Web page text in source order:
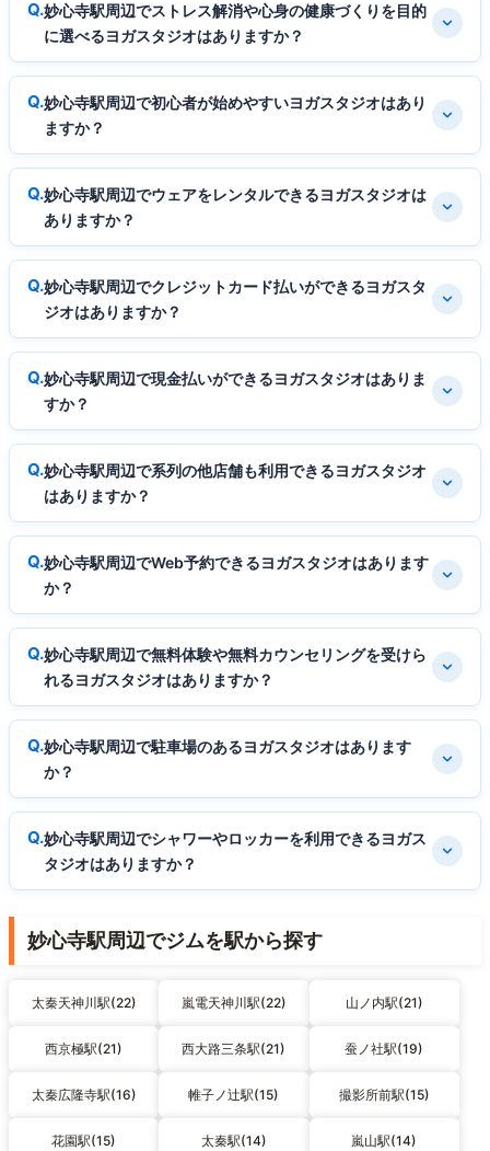
妙心寺駅周辺でストレス解消や心身の健康づくりを目的
に選べるヨガスタジオはありますか？
妙心寺駅周辺で初心者が始めやすいヨガスタジオはあり
ますか？
妙心寺駅周辺でウェアをレンタルできるヨガスタジオは
ありますか？
妙心寺駅周辺でクレジットカード払いができるヨガスタ
ジオはありますか？
妙心寺駅周辺で現金払いができるヨガスタジオはありま
すか？
妙心寺駅周辺で系列の他店舗も利用できるヨガスタジオ
はありますか？
妙心寺駅周辺でWeb予約できるヨガスタジオはあります
か？
妙心寺駅周辺で無料体験や無料カウンセリングを受けら
れるヨガスタジオはありますか？
妙心寺駅周辺で駐車場のあるヨガスタジオはあります
か？
妙心寺駅周辺でシャワーやロッカーを利用できるヨガス
タジオはありますか？
妙心寺駅周辺でジムを駅から探す
太秦天神川駅(22) 嵐電天神川駅(22) 山ノ内駅(21)
西京極駅(21) 西大路三条駅(21) 蚕ノ社駅(19)
太秦広隆寺駅(16) 帷子ノ辻駅(15) 撮影所前駅(15)
花園駅(15) 太秦駅(14) 嵐山駅(14)